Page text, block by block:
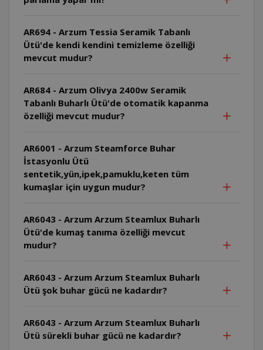
AR694 - Arzum Tessia Seramik Tabanlı
Ütü'de kendi kendini temizleme özelliği
mevcut mudur?
AR684 - Arzum Olivya 2400w Seramik
Tabanlı Buharlı Ütü'de otomatik kapanma
özelliği mevcut mudur?
AR6001 - Arzum Steamforce Buhar
İstasyonlu Ütü
sentetik,yün,ipek,pamuklu,keten tüm
kumaşlar için uygun mudur?
AR6043 - Arzum Arzum Steamlux Buharlı
Ütü'de kumaş tanıma özelliği mevcut
mudur?
AR6043 - Arzum Arzum Steamlux Buharlı
Ütü şok buhar gücü ne kadardır?
AR6043 - Arzum Arzum Steamlux Buharlı
Ütü sürekli buhar gücü ne kadardır?